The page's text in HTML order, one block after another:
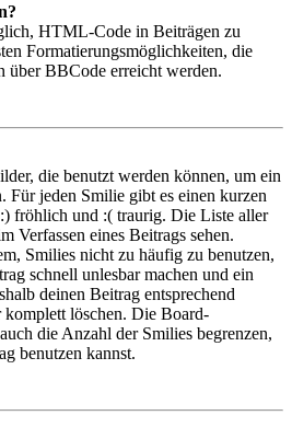
HTML-Code in Beiträgen zu
Formatierungsmöglichkeiten, die
über BBCode erreicht werden.
die benutzt werden können, um ein
Für jeden Smilie gibt es einen kurzen
fröhlich und :( traurig. Die Liste aller
Verfassen eines Beitrags sehen.
Smilies nicht zu häufig zu benutzen,
schnell unlesbar machen und ein
deinen Beitrag entsprechend
komplett löschen. Die Board-
die Anzahl der Smilies begrenzen,
benutzen kannst.